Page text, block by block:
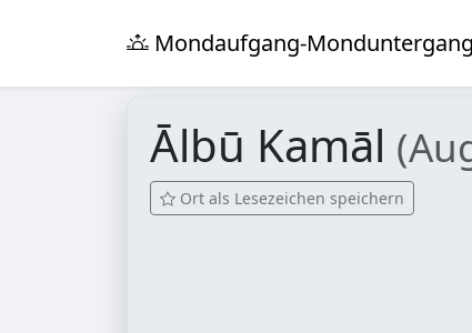
Mondaufgang-
Ālbū Kamāl
Ort als Lesezeichen speichern